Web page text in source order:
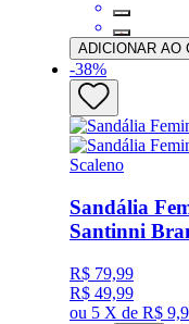
ADICIONAR AO
-38%
Scaleno
Sandália
Santinni
R$ 79,99
R$ 49,99
ou 5 X de R$